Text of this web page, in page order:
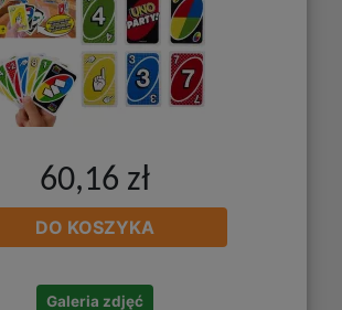
60,16 zł
DO KOSZYKA
Galeria zdjęć